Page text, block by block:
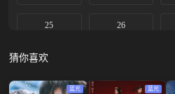
25 26
29
33 34
猜你喜欢
蓝光 蓝光